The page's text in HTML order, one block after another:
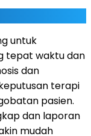
untuk
tepat waktu dan
dan
terapi
pasien.
dan laporan
mudah